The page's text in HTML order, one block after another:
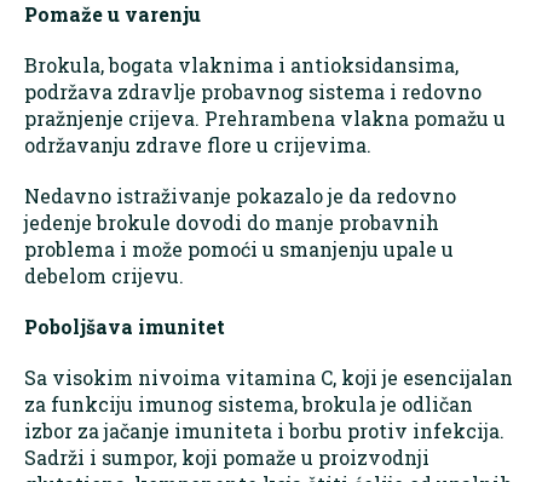
Pomaže u varenju
Brokula, bogata vlaknima i antioksidansima,
podržava zdravlje probavnog sistema i redovno
pražnjenje crijeva. Prehrambena vlakna pomažu u
održavanju zdrave flore u crijevima.
Nedavno istraživanje pokazalo je da redovno
jedenje brokule dovodi do manje probavnih
problema i može pomoći u smanjenju upale u
debelom crijevu.
Poboljšava imunitet
Sa visokim nivoima vitamina C, koji je esencijalan
za funkciju imunog sistema, brokula je odličan
izbor za jačanje imuniteta i borbu protiv infekcija.
Sadrži i sumpor, koji pomaže u proizvodnji